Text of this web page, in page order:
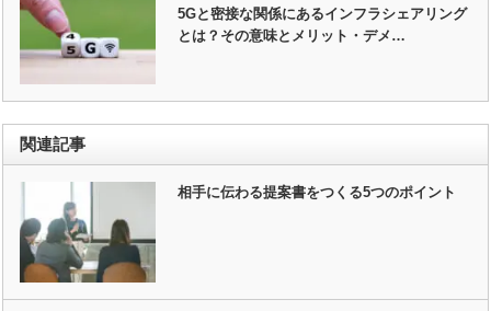
5Gと密接な関係にあるインフラシェアリング
とは？その意味とメリット・デメ…
関連記事
相手に伝わる提案書をつくる5つのポイント